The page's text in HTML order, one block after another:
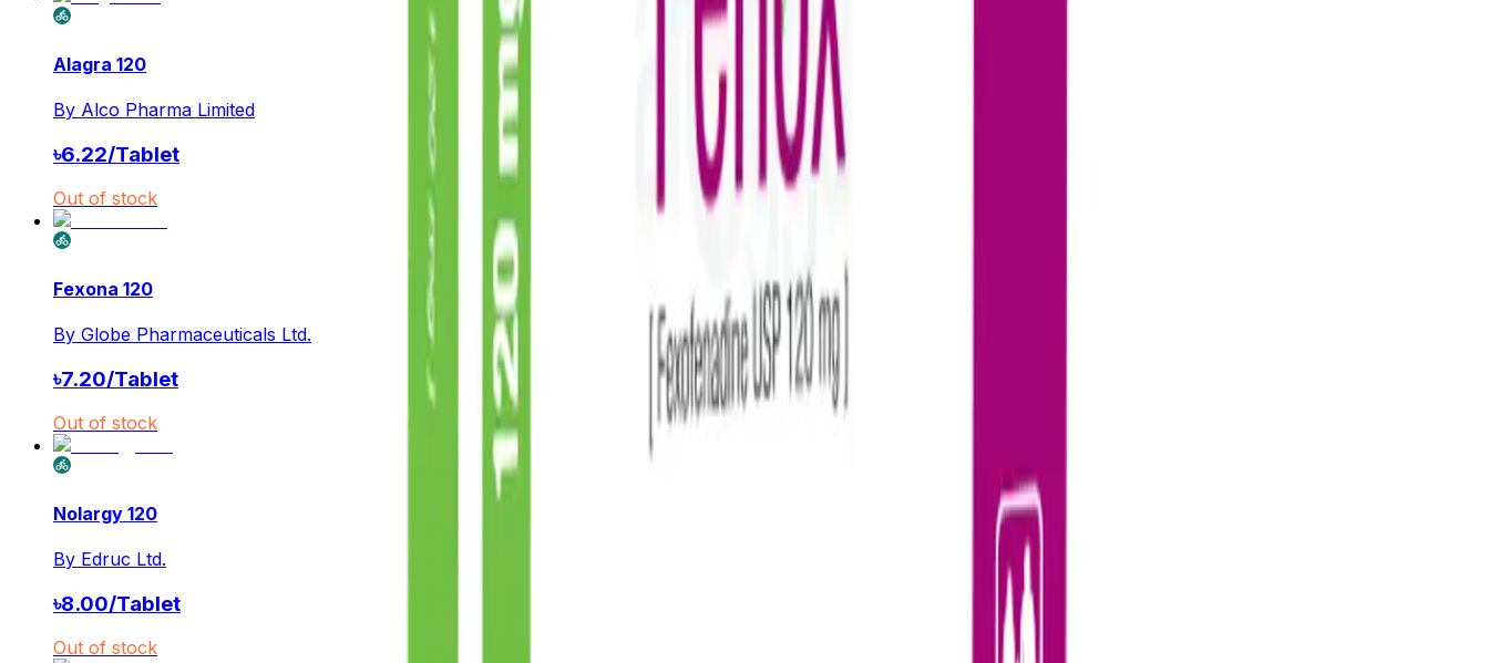
Alagra 120
By Alco Pharma Limited
৳6.22/Tablet
Out of stock
Fexona 120
By Globe Pharmaceuticals Ltd.
৳7.20/Tablet
Out of stock
Nolargy 120
By Edruc Ltd.
৳8.00/Tablet
Out of stock